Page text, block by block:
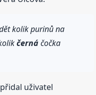
kolik purinů na
černáčočka
uživatel